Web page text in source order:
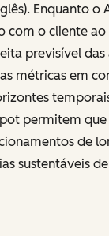
Enquanto
o cliente
previsível
métricas em
permitem
de
sustentáveis